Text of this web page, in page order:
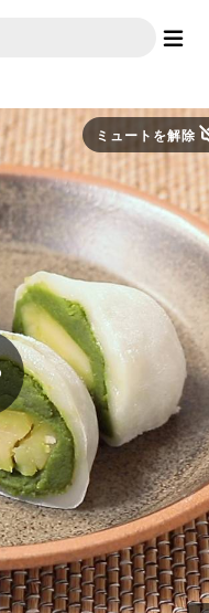
ミュートを解除